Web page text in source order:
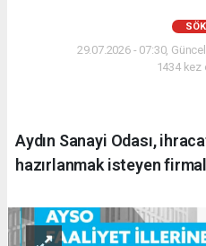
29.07.2026 - 07:30,
1434 kez
Aydın Sanayi Odası,
hazırlanmak isteyen